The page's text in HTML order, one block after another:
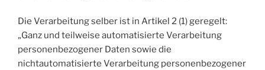
Die Verarbeitung selber ist in Artikel 2 (1) geregelt:
„Ganz und teilweise automatisierte Verarbeitung
personenbezogener Daten sowie die
nichtautomatisierte Verarbeitung personenbezogener